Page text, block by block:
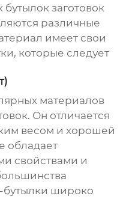
бутылок заготовок
различные
имеет свои
которые следует
материалов
. Он отличается
весом и хорошей
обладает
свойствами и
бутылки широко